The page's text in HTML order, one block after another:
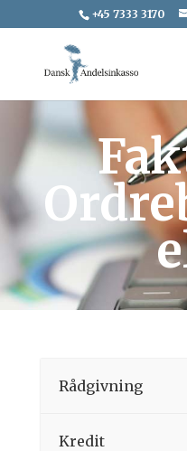
+45 7333 3170
Rådgivning
Kredit